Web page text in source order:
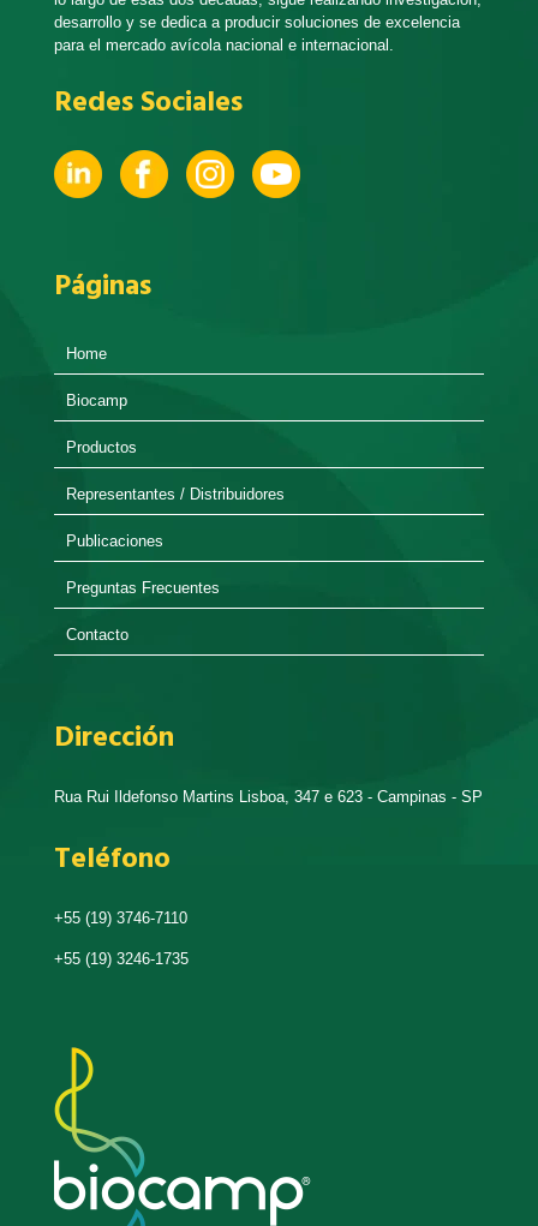
desarrollo y se dedica a producir soluciones de excelencia
para el mercado avícola nacional e internacional.
Redes Sociales
Páginas
Home
Biocamp
Productos
Representantes / Distribuidores
Publicaciones
Preguntas Frecuentes
Contacto
Dirección
Rua Rui Ildefonso Martins Lisboa, 347 e 623 - Campinas - SP
Teléfono
+55 (19) 3746-7110
+55 (19) 3246-1735